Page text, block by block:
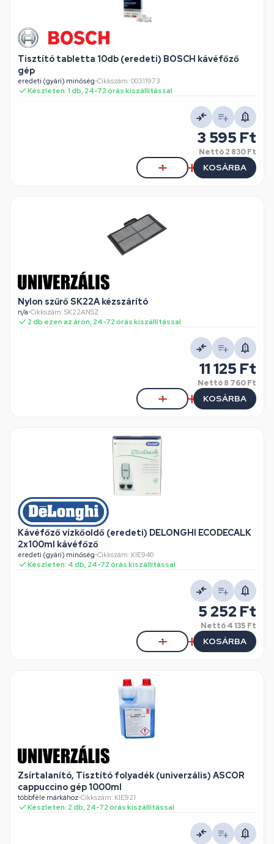
Tisztító tabletta 10db (eredeti) BOSCH kávéfőző
gép
eredeti (gyári) minőség•Cikkszám: 00311973
Készleten: 1 db, 24-72 órás kiszállítással
3 595 Ft
Nettó2 830 Ft
KOSÁRBA
Nylon szűrő SK22A kézszárító
n/a•Cikkszám: SK22ANSZ
2 db ezen az áron, 24-72 órás kiszállítással
11 125 Ft
Nettó8 760 Ft
KOSÁRBA
Kávéfőző vízkőoldő (eredeti) DELONGHI ECODECALK
2x100ml kávéfőző
eredeti (gyári) minőség•Cikkszám: KIE940
Készleten: 4 db, 24-72 órás kiszállítással
5 252 Ft
Nettó4 135 Ft
KOSÁRBA
Zsírtalanító, Tisztító folyadék (univerzális) ASCOR
cappuccino gép 1000ml
többféle márkához•Cikkszám: KIE921
Készleten: 2 db, 24-72 órás kiszállítással